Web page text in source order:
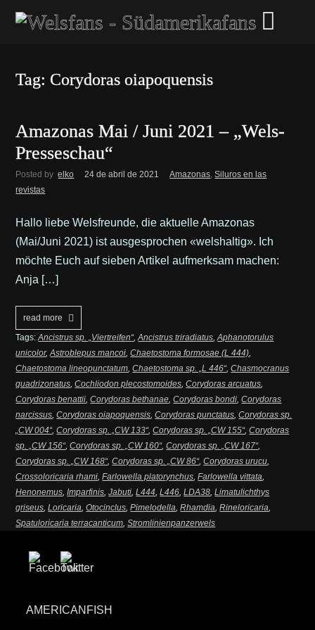
Tag: Corydoras oiapoquensis
Amazonas Mai / Juni 2021 – „Wels-
Presseschau“
Posted by elko 24 de abril de 2021 Amazonas,Siluros en las
revistas
Hallo liebe Welsfreunde, die aktuelle Amazonas
(Mai/Juni 2021) ist ausgesprochen «welshaltig». Ich
möchte Euch auf sieben Artikel aufmerksam machen:
Anja […]
read more
Tags:Ancistrus sp. „Viertreifen“,Ancistrus triradiatus,Aphanotorulus
unicolor,Astroblepus mancoi,Chaetostoma formosae (L 444),
Chaetostoma lineopunctatum,Chaetostoma sp. „L 446“,Chasmocranus
quadrizonatus,Cochliodon plecostomoides,Corydoras arcuatus,
Corydoras benattii,Corydoras bethanae,Corydoras bondi,Corydoras
narcissus,Corydoras oiapoquensis,Corydoras punctatus,Corydoras sp.
„CW 004“,Corydoras sp. „CW 133“,Corydoras sp. „CW 155“,Corydoras
sp. „CW 156“,Corydoras sp. „CW 160“,Corydoras sp. „CW 167“,
Corydoras sp. „CW 168“,Corydoras sp. „CW 86“,Corydoras urucu,
Crossoloricaria rhami,Farlowella platorynchus,Farlowella vittata,
Henonemus,Imparfinis,Jabuti,L444,L446,LDA38,Limatulichthys
griseus,Loricaria,Otocinclus,Pimelodella,Rhamdia,Rineloricaria,
Spatuloricaria terracanticum,Stromlinienpanzerwels
AMERICANFISH